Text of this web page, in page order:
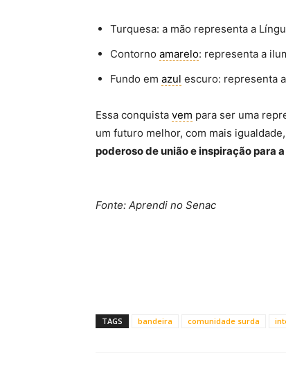
Turquesa: a mão representa a
Contorno amarelo: representa a
Fundo em azul escuro: representa
Essa conquista vem para ser uma
um futuro melhor, com mais
poderoso de união e inspiração para a
Fonte: Aprendi no Senac
TAGS bandeira comunidade surda